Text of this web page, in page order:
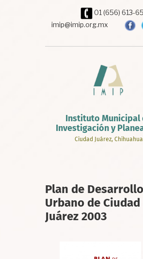
01 (656) 613-
imip@imip.org.mx
Instituto Municipal
Investigación y
Ciudad Juárez, Chihuahua
Plan de Desarrollo
Urbano de Ciudad
Juárez 2003